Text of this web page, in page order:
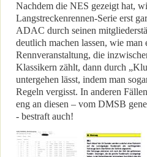
Nachdem die NES gezeigt hat,
Langstreckenrennen-Serie erst
ADAC durch seinen
deutlich machen lassen, wie man
Rennveranstaltung, die
Klassikern zählt, dann durch
untergehen lässt, indem man
Regeln vergisst. In anderen
eng an diesen – vom DMSB
- bestraft auch!